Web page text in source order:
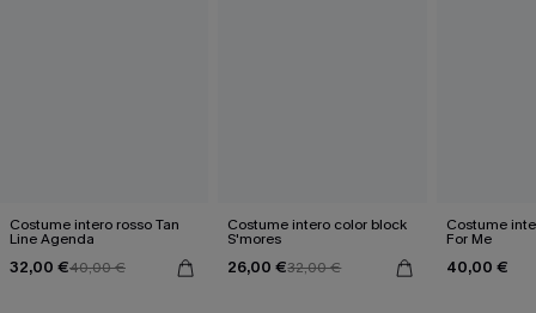
Costume intero rosso Tan
Line Agenda
32,00 €40,00 €
Costume intero color block
S'mores
26,00 €32,00 €
Costume
For Me
40,00 €